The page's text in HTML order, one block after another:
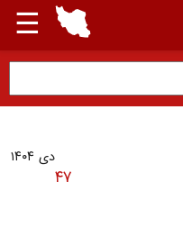
☰
دی ۱۴۰۴
۴۷